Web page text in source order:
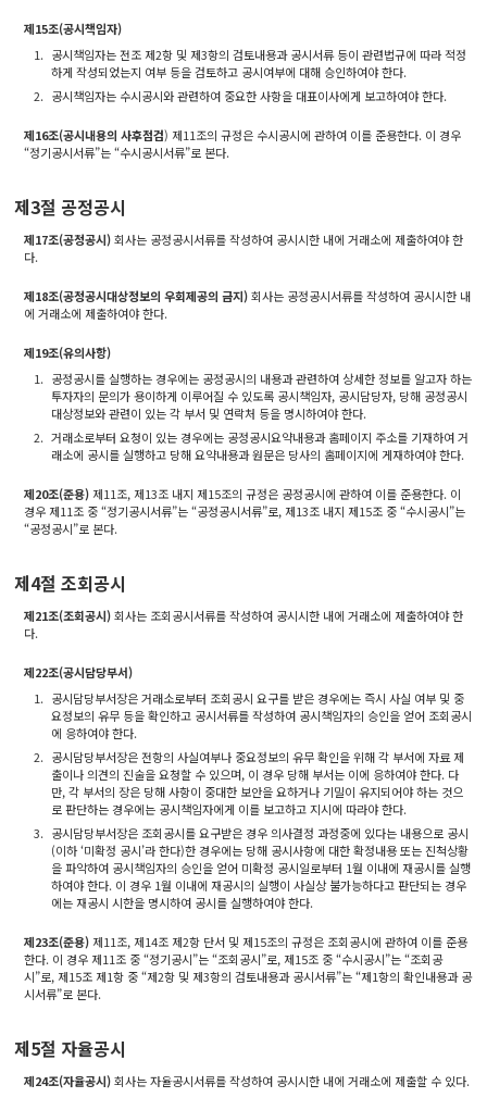
제15조(공시책임자)
1. 공시책임자는 전조 제2항 및 제3항의 검토내용과 공시서류 등이 관련법규에 따라 적정
하게 작성되었는지 여부 등을 검토하고 공시여부에 대해 승인하여야 한다.
2. 공시책임자는 수시공시와 관련하여 중요한 사항을 대표이사에게 보고하여야 한다.
제16조(공시내용의 사후점검) 제11조의 규정은 수시공시에 관하여 이를 준용한다. 이 경우
“정기공시서류”는 “수시공시서류”로 본다.
제3절 공정공시
제17조(공정공시)회사는 공정공시서류를 작성하여 공시시한 내에 거래소에 제출하여야 한
다.
제18조(공정공시대상정보의 우회제공의 금지)회사는 공정공시서류를 작성하여 공시시한 내
에 거래소에 제출하여야 한다.
제19조(유의사항)
1. 공정공시를 실행하는 경우에는 공정공시의 내용과 관련하여 상세한 정보를 알고자 하는
투자자의 문의가 용이하게 이루어질 수 있도록 공시책임자, 공시담당자, 당해 공정공시
대상정보와 관련이 있는 각 부서 및 연락처 등을 명시하여야 한다.
2. 거래소로부터 요청이 있는 경우에는 공정공시요약내용과 홈페이지 주소를 기재하여 거
래소에 공시를 실행하고 당해 요약내용과 원문은 당사의 홈페이지에 게재하여야 한다.
제20조(준용) 제11조, 제13조 내지 제15조의 규정은 공정공시에 관하여 이를 준용한다. 이
경우 제11조 중 “정기공시서류”는 “공정공시서류”로, 제13조 내지 제15조 중 “수시공시”는
“공정공시”로 본다.
제4절 조회공시
제21조(조회공시)회사는 조회공시서류를 작성하여 공시시한 내에 거래소에 제출하여야 한
다.
제22조(공시담당부서)
1. 공시담당부서장은 거래소로부터 조회공시 요구를 받은 경우에는 즉시 사실 여부 및 중
요정보의 유무 등을 확인하고 공시서류를 작성하여 공시책임자의 승인을 얻어 조회공시
에 응하여야 한다.
2. 공시담당부서장은 전항의 사실여부나 중요정보의 유무 확인을 위해 각 부서에 자료 제
출이나 의견의 진술을 요청할 수 있으며, 이 경우 당해 부서는 이에 응하여야 한다. 다
만, 각 부서의 장은 당해 사항이 중대한 보안을 요하거나 기밀이 유지되어야 하는 것으
로 판단하는 경우에는 공시책임자에게 이를 보고하고 지시에 따라야 한다.
3. 공시담당부서장은 조회공시를 요구받은 경우 의사결정 과정중에 있다는 내용으로 공시
(이하 ‘미확정 공시’라 한다)한 경우에는 당해 공시사항에 대한 확정내용 또는 진척상황
을 파악하여 공시책임자의 승인을 얻어 미확정 공시일로부터 1월 이내에 재공시를 실행
하여야 한다. 이 경우 1월 이내에 재공시의 실행이 사실상 불가능하다고 판단되는 경우
에는 재공시 시한을 명시하여 공시를 실행하여야 한다.
제23조(준용) 제11조, 제14조 제2항 단서 및 제15조의 규정은 조회공시에 관하여 이를 준용
한다. 이 경우 제11조 중 “정기공시”는 “조회공시”로, 제15조 중 “수시공시”는 “조회공
시”로, 제15조 제1항 중 “제2항 및 제3항의 검토내용과 공시서류”는 “제1항의 확인내용과 공
시서류”로 본다.
제5절 자율공시
제24조(자율공시)회사는 자율공시서류를 작성하여 공시시한 내에 거래소에 제출할 수 있다.